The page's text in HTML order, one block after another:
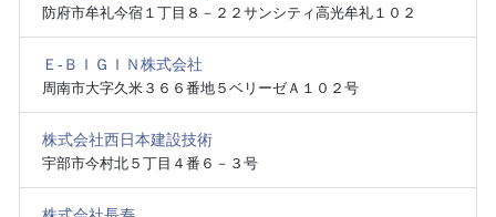
防府市牟礼今宿１丁目８－２２サンシティ高光牟礼１０２
Ｅ‐ＢＩＧＩＮ株式会社
周南市大字久米３６６番地５ベリーゼＡ１０２号
株式会社西日本建設技術
宇部市今村北５丁目４番６－３号